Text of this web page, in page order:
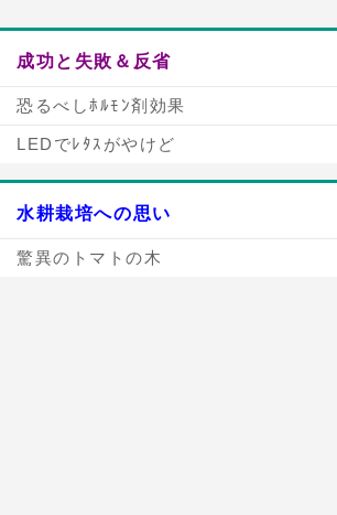
成功と失敗＆反省
恐るべしﾎﾙﾓﾝ剤効果
LEDでﾚﾀｽがやけど
水耕栽培への思い
驚異のトマトの木